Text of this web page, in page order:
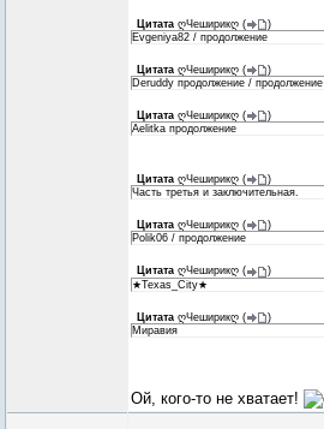
Цитата ღЧеширикღ (
)
Evgeniya82 / продолжение
Цитата ღЧеширикღ (
)
Deruddy продолжение / продолжение
Цитата ღЧеширикღ (
)
Aelitka продолжение
Цитата ღЧеширикღ (
)
Часть третья и заключительная.
Цитата ღЧеширикღ (
)
Polik06 / продолжение
Цитата ღЧеширикღ (
)
★Texas_City★
Цитата ღЧеширикღ (
)
Миравия
Ой, кого-то не хватает!